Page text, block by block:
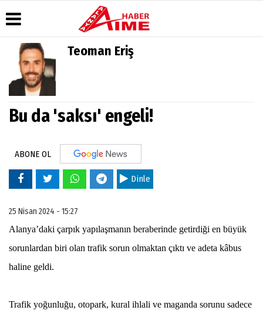
Üye Paneli
Haber
Arşivi
Dergi
Arşivi
Haberleri
Manşetleri
Anketler
Biyografiler
Galeri
Foto
Teoman Eriş
Bu da 'saksı' engeli!
ABONE OL
Dinle
25 Nisan 2024 - 15:27
Alanya’daki çarpık yapılaşmanın beraberinde getirdiği en büyük
sorunlardan biri olan trafik sorun olmaktan çıktı ve adeta kâbus
haline geldi.
Trafik yoğunluğu, otopark, kural ihlali ve maganda sorunu sadece